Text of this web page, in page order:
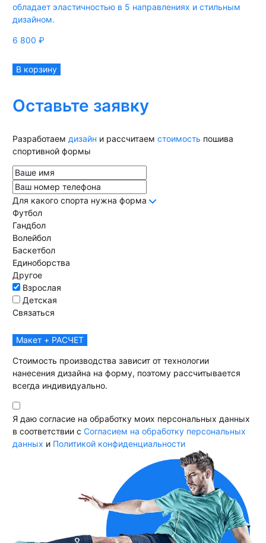
обладает эластичностью в 5 направлениях и стильным
дизайном.
6 800 ₽
В корзину
Оставьте заявку
Разработаем дизайн и рассчитаем стоимость пошива
спортивной формы
Для какого спорта нужна форма
Футбол
Гандбол
Волейбол
Баскетбол
Единоборства
Другое
Взрослая
Детская
Связаться
Макет + РАСЧЕТ
Стоимость производства зависит от технологии
нанесения дизайна на форму, поэтому рассчитывается
всегда индивидуально.
Я даю согласие на обработку моих персональных данных
в соответствии с Согласием на обработку персональных
данных и Политикой конфиденциальности